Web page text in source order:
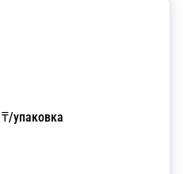
₸/упаковка